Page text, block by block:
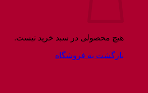
هیچ محصولی در سبد خرید نیست.
بازگشت به فروشگاه